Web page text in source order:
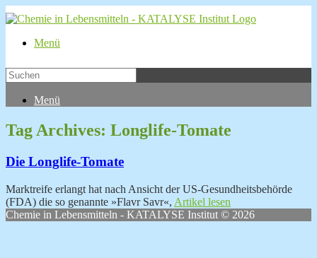
Menü
Menü
Tag Archives: Longlife-Tomate
Die Longlife-Tomate
Marktreife erlangt hat nach Ansicht der US-Gesundheitsbehörde
(FDA) die so genannte »Flavr Savr«, Artikel lesen
Chemie in Lebensmitteln - KATALYSE Institut © 2026